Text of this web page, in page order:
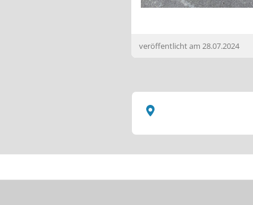
veröffentlicht am 28.07.2024